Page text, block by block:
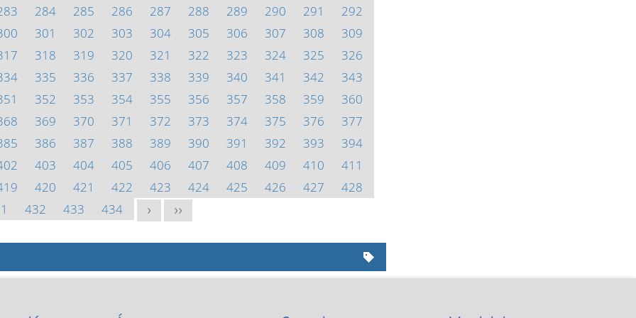
284 285 286 287 288 289 290 291
292
301 302 303 304 305 306 307 308
309
318 319 320 321 322 323 324 325
326
335 336 337 338 339 340 341 342
343
352 353 354 355 356 357 358 359
360
369 370 371 372 373 374 375 376
377
386 387 388 389 390 391 392 393
394
403 404 405 406 407 408 409 410
411
420 421 422 423 424 425 426 427
428
432 433 434 > >>